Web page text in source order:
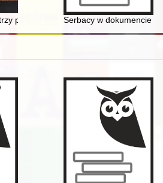
związanych z jej uprawianiem
pokolenia narodowcówSerbacy w dokumencie z